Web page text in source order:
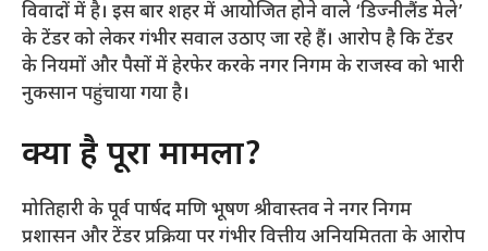
विवादों में है। इस बार शहर में आयोजित होने वाले ‘डिज्नीलैंड मेले’
के टेंडर को लेकर गंभीर सवाल उठाए जा रहे हैं। आरोप है कि टेंडर
के नियमों और पैसों में हेरफेर करके नगर निगम के राजस्व को भारी
नुकसान पहुंचाया गया है।
​क्या है पूरा मामला?
​मोतिहारी के पूर्व पार्षद मणि भूषण श्रीवास्तव ने नगर निगम
प्रशासन और टेंडर प्रक्रिया पर गंभीर वित्तीय अनियमितता के आरोप